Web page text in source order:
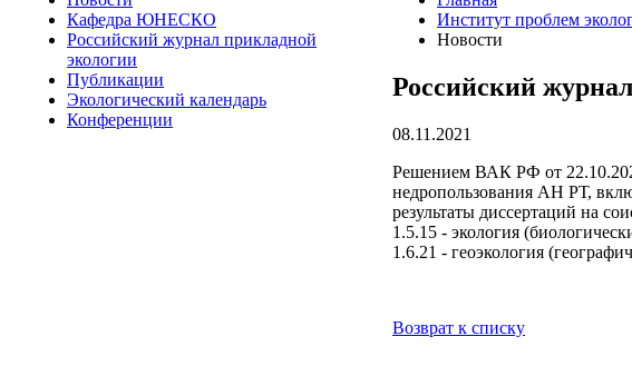
Кафедра ЮНЕСКО
Российский журнал прикладной
экологии
Публикации
Экологический календарь
Конференции
Институт проблем
Новости
Российский
08.11.2021
Решением ВАК РФ от
недропользования АН РТ,
результаты диссертаций на
1.5.15 - экология
1.6.21 - геоэкология
Возврат к списку